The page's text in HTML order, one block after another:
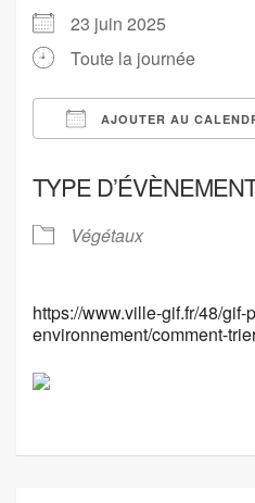
23 juin 2025
Toute la journée
AJOUTER AU
TYPE
Végétaux
https://www.ville-gif.fr/48/
environnement/comment-